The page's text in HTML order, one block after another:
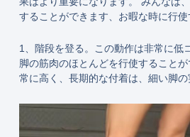
することができます、お暇な時に行使
1、階段を登る。この動作は非常に低
脚の筋肉のほとんどを行使すること
常に高く、長期的な付着は、細い脚の